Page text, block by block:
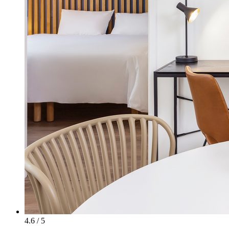
4.6 / 5